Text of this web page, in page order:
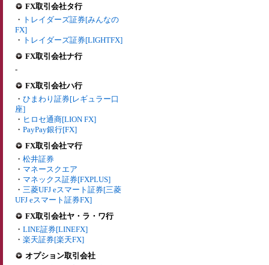
FX取引会社タ行
・ トレイダーズ証券[みんなの
FX]
・ トレイダーズ証券[LIGHTFX]
FX取引会社ナ行
-
FX取引会社ハ行
・ ひまわり証券[レギュラー口
座]
・ ヒロセ通商[LION FX]
・ PayPay銀行[FX]
FX取引会社マ行
・ 松井証券
・ マネースクエア
・ マネックス証券[FXPLUS]
・ 三菱UFJ eスマート証券[三菱
UFJ eスマート証券FX]
FX取引会社ヤ・ラ・ワ行
・ LINE証券[LINEFX]
・ 楽天証券[楽天FX]
オプション取引会社